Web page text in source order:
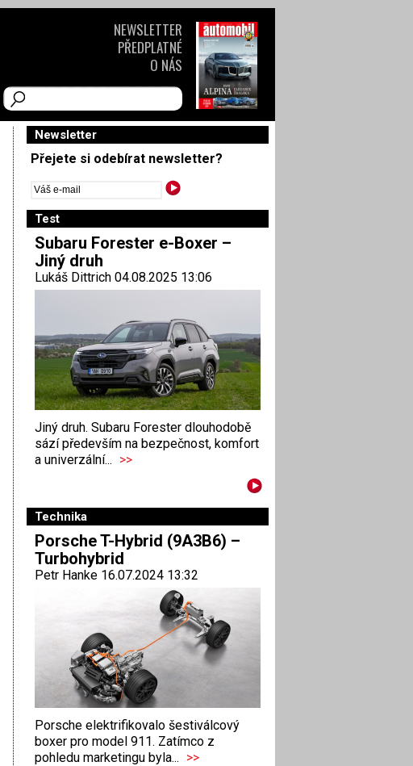
Newsletter
Přejete si odebírat newsletter?
Test
Subaru Forester e-Boxer –
Jiný druh
Lukáš Dittrich 04.08.2025 13:06
Jiný druh. Subaru Forester dlouhodobě
sází především na bezpečnost, komfort
a univerzální... >>
Technika
Porsche T-Hybrid (9A3B6) –
Turbohybrid
Petr Hanke 16.07.2024 13:32
Porsche elektrifikovalo šestiválcový
boxer pro model 911. Zatímco z
pohledu marketingu byla... >>
NEWSLETTER
PŘEDPLATNÉ
O NÁS